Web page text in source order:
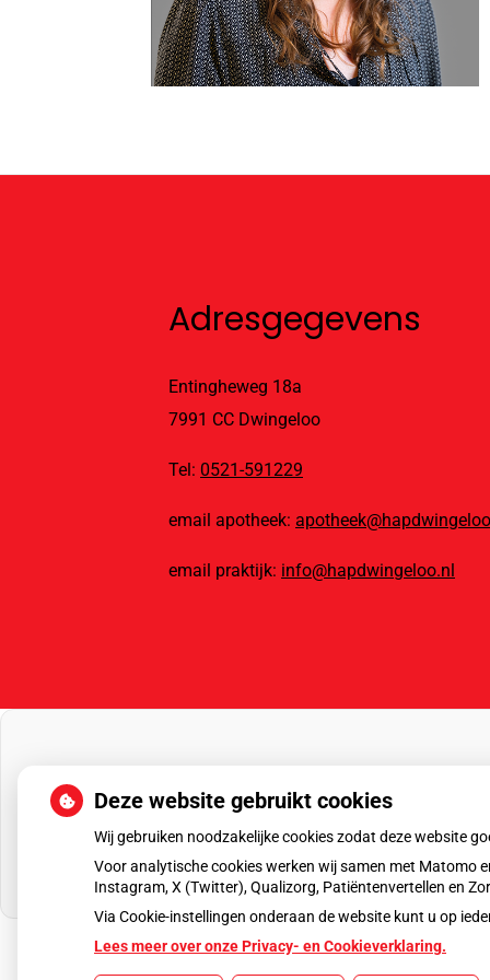
Adresgegevens
Entingheweg 18a
7991 CC Dwingeloo
Tel: 0521-591229
email apotheek:
email praktijk: info@hapdwingeloo.nl
Deze website gebruikt cookies
Wij gebruiken noodzakelijke cookies zodat deze website
Voor analytische cookies werken wij samen met Matomo
Instagram, X (Twitter), Qualizorg, Patiëntenvertellen en
Via Cookie-instellingen onderaan de website kunt u op
Lees meer over onze Privacy- en Cookieverklaring.